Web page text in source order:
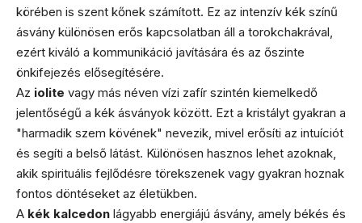
körében is szent kőnek számított. Ez az intenzív kék színű
ásvány különösen erős kapcsolatban áll a torokchakrával,
ezért kiváló a kommunikáció javítására és az őszinte
önkifejezés elősegítésére.
Az iolite vagy más néven vízi zafír szintén kiemelkedő
jelentőségű a kék ásványok között. Ezt a kristályt gyakran a
"harmadik szem kövének" nevezik, mivel erősíti az intuíciót
és segíti a belső látást. Különösen hasznos lehet azoknak,
akik spirituális fejlődésre törekszenek vagy gyakran hoznak
fontos döntéseket az életükben.
A kék kalcedon lágyabb energiájú ásvány, amely békés és